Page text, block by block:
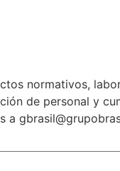
normativos,
de personal y
a